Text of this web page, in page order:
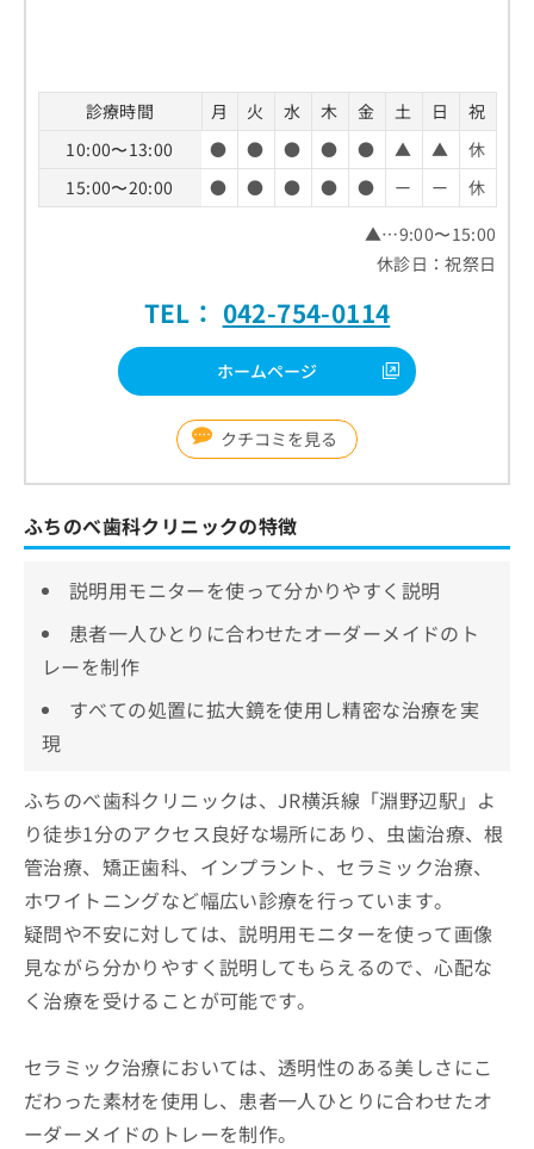
診療時間 月 火 水 木 金 土 日
祝
10:00〜13:00
● ● ● ● ● ▲ ▲
休
15:00〜20:00
● ● ● ● ● ー ー
休
▲…9:00〜15:00
休診日：祝祭日
TEL： 042-754-0114
ホームページ
クチコミを見る
ふちのべ歯科クリニックの特徴
説明用モニターを使って分かりやすく説明
患者一人ひとりに合わせたオーダーメイドのト
レーを制作
すべての処置に拡大鏡を使用し精密な治療を実
現
ふちのべ歯科クリニックは、JR横浜線「淵野辺駅」よ
り徒歩1分のアクセス良好な場所にあり、虫歯治療、根
管治療、矯正歯科、インプラント、セラミック治療、
ホワイトニングなど幅広い診療を行っています。
疑問や不安に対しては、説明用モニターを使って画像
見ながら分かりやすく説明してもらえるので、心配な
く治療を受けることが可能です。
セラミック治療においては、透明性のある美しさにこ
だわった素材を使用し、患者一人ひとりに合わせたオ
ーダーメイドのトレーを制作。